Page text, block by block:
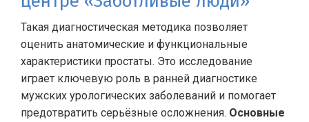
Такая диагностическая методика позволяет
оценить анатомические и функциональные
характеристики простаты. Это исследование
играет ключевую роль в ранней диагностике
мужских урологических заболеваний и помогает
предотвратить серьёзные осложнения. Основные